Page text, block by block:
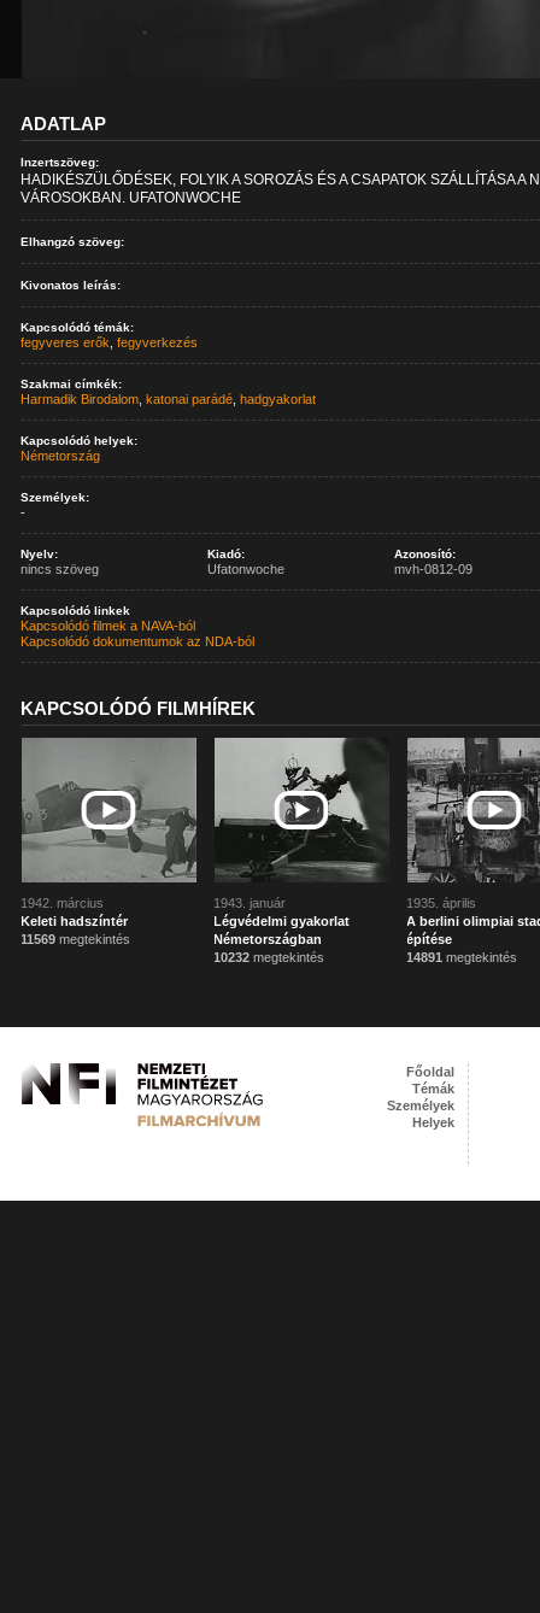
ADATLAP
Inzertszöveg:
HADIKÉSZÜLŐDÉSEK, FOLYIK A SOROZÁS ÉS A CSAPATOK SZÁLLÍTÁSA A
VÁROSOKBAN. UFATONWOCHE
Elhangzó szöveg:
Kivonatos leírás:
Kapcsolódó témák:
fegyveres erők ,fegyverkezés
Szakmai címkék:
Harmadik Birodalom ,katonai parádé ,hadgyakorlat
Kapcsolódó helyek:
Németország
Személyek:
-
Nyelv:
nincs szöveg
Kiadó:
Ufatonwoche
Azonosító:
mvh-0812-09
Kapcsolódó linkek
Kapcsolódó filmek a NAVA-ból
Kapcsolódó dokumentumok az NDA-ból
KAPCSOLÓDÓ FILMHÍREK
1942. március
Keleti hadszíntér
11569 megtekintés
1943. január
Légvédelmi gyakorlat
Németországban
10232 megtekintés
1935. április
A berlini olimpiai
építése
14891 megtekintés
Főoldal
Témák
Személyek
Helyek